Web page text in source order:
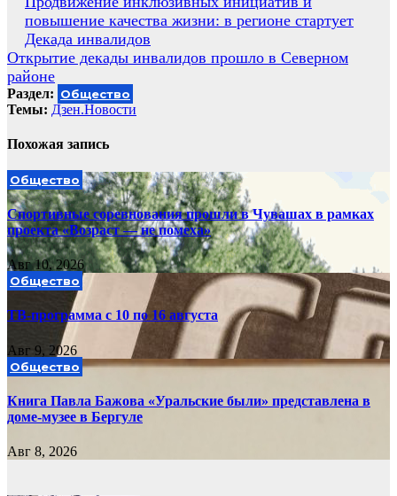
по
записям
повышение качества жизни: в регионе стартует
Декада инвалидов
Открытие декады инвалидов прошло в Северном
районе
Раздел: Общество
Темы: Дзен.Новости
Похожая запись
Общество
Спортивные соревнования прошли в Чувашах в рамках
проекта «Возраст — не помеха»
Авг 10, 2026
Общество
ТВ-программа с 10 по 16 августа
Авг 9, 2026
Общество
Книга Павла Бажова «Уральские были» представлена в
доме-музее в Бергуле
Авг 8, 2026